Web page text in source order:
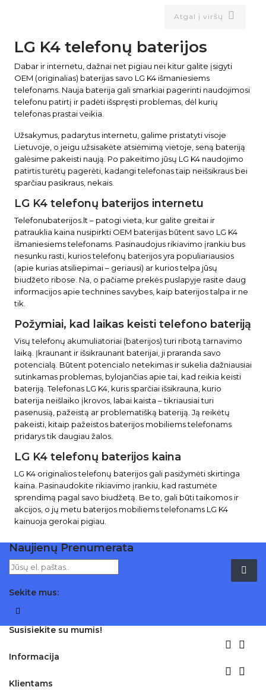
Atgal į viršų 
LG K4 telefonų baterijos
Dabar ir internetu, dažnai net pigiau nei kitur galite įsigyti
OEM (originalias) baterijas savo LG K4 išmaniesiems
telefonams. Nauja baterija gali smarkiai pagerinti naudojimosi
telefonu patirtį ir padėti išspręsti problemas, dėl kurių
telefonas prastai veikia.
Užsakymus, padarytus internetu, galime pristatyti visoje
Lietuvoje, o jeigu užsisakėte atsiėmimą vietoje, seną bateriją
galėsime pakeisti naują. Po pakeitimo jūsų LG K4 naudojimo
patirtis turėtų pagerėti, kadangi telefonas taip neišsikraus bei
sparčiau pasikraus, nekais.
LG K4 telefonų baterijos internetu
Telefonubaterijos.lt – patogi vieta, kur galite greitai ir
patrauklia kaina nusipirkti OEM baterijas būtent savo LG K4
išmaniesiems telefonams. Pasinaudojus rikiavimo įrankiu bus
nesunku rasti, kurios telefonų baterijos yra populiariausios
(apie kurias atsiliepimai – geriausi) ar kurios telpa jūsų
biudžeto ribose. Na, o pačiame prekės puslapyje rasite daug
informacijos apie technines savybes, kaip baterijos talpa ir ne
tik.
Požymiai, kad laikas keisti telefono bateriją
Visų telefonų akumuliatoriai (baterijos) turi ribotą tarnavimo
laiką. Įkraunant ir išsikraunant baterijai, ji praranda savo
potencialą. Būtent potencialo netekimas ir sukelia dažniausiai
sutinkamas problemas, bylojančias apie tai, kad reikia keisti
bateriją. Telefonas LG K4, kuris sparčiai išsikrauna, kurio
baterija neišlaiko įkrovos, labai kaista – tikriausiai turi
pasenusią, pažeistą ar problematišką bateriją. Ją reikėtų
pakeisti, kitaip pažeistos baterijos mobiliems telefonams
pridarys tik daugiau žalos.
LG K4 telefonų baterijos kaina
LG K4 originalios telefonų baterijos gali pasižymėti skirtinga
kaina. Pasinaudokite rikiavimo įrankiu, kad rastumėte
sprendimą pagal savo biudžetą. Be to, gali būti taikomos ir
akcijos, o jų metu baterijos mobiliems telefonams LG K4
kainuoja gerokai pigiau.
Naujienų Prenumerata
Sekite mus:
Susisiekite su mumis!
 
Informacija
 
Klientams